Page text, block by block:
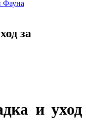
Фауна
за
и уход